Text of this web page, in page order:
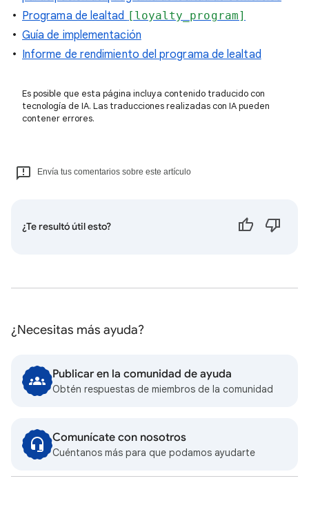
Programa de lealtad [loyalty_program]
Guía de implementación
Informe de rendimiento del programa de lealtad
Es posible que esta página incluya contenido traducido con
tecnología de IA. Las traducciones realizadas con IA pueden
contener errores.
Envía tus comentarios sobre este artículo
¿Te resultó útil esto?
¿Necesitas más ayuda?
Publicar en la comunidad de ayuda
Obtén respuestas de miembros de la comunidad
Comunícate con nosotros
Cuéntanos más para que podamos ayudarte